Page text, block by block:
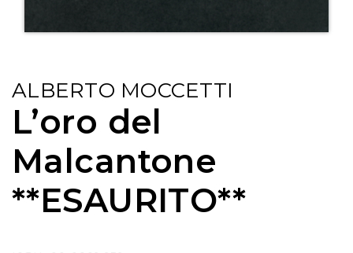
ALBERTO MOCCETTI
L’oro del
Malcantone
**ESAURITO**